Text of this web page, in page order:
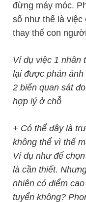
đừng máy móc.
số như thế là việc
thay thế con
Ví dụ việc 1 nhân
lại được phản
2 biến quan sát
hợp lý ở chỗ
+ Có thể đây là
không thể vì thế
Ví dụ như để
là cần thiết.
nhiên có điểm
tuyển không?